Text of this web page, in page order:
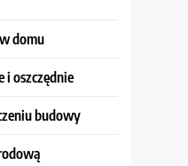
domu
i oszczędnie
budowy